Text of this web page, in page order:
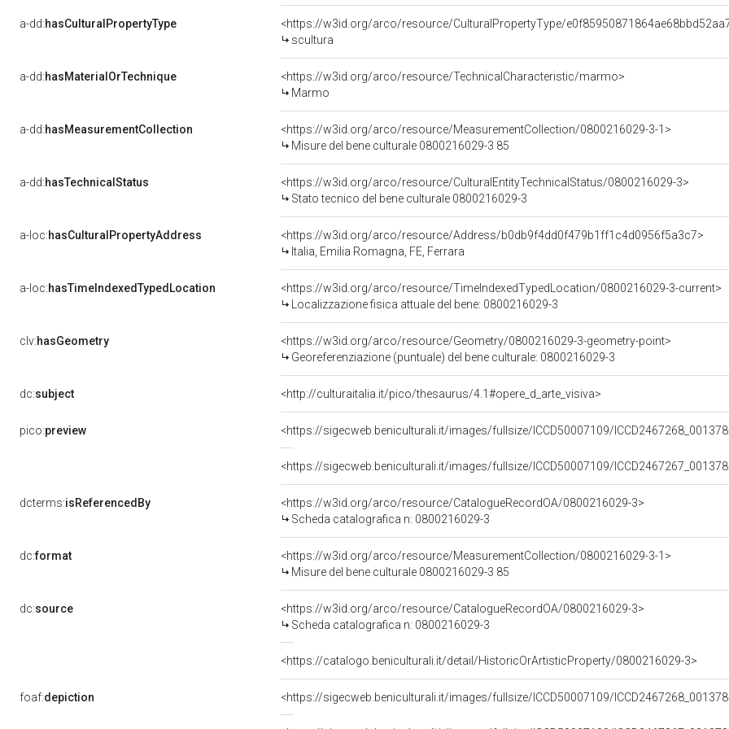
a-dd:hasCulturalPropertyType
<https://w3id.org/arco/resource/CulturalPropertyType/
scultura
a-dd:hasMaterialOrTechnique
<https://w3id.org/arco/resource/TechnicalCharacteristic/marmo>
Marmo
a-dd:hasMeasurementCollection
<https://w3id.org/arco/resource/MeasurementCollection/0800216029-3-1>
Misure del bene culturale 0800216029-3 85
a-dd:hasTechnicalStatus
<https://w3id.org/arco/resource/CulturalEntityTechnicalStatus/0800216029-3>
Stato tecnico del bene culturale 0800216029-3
a-loc:hasCulturalPropertyAddress
<https://w3id.org/arco/resource/Address/b0db9f4dd0f479b1ff1c4d0956f5a3c7>
Italia, Emilia Romagna, FE, Ferrara
a-loc:hasTimeIndexedTypedLocation
<https://w3id.org/arco/resource/TimeIndexedTypedLocation/0800216029-3-current>
Localizzazione fisica attuale del bene: 0800216029-3
clv:hasGeometry
<https://w3id.org/arco/resource/Geometry/0800216029-3-geometry-point>
Georeferenziazione (puntuale) del bene culturale: 0800216029-3
dc:subject <http://culturaitalia.it/pico/thesaurus/4.1#opere_d_arte_visiva>
pico:preview <https://sigecweb.beniculturali.it/images/fullsize/ICCD50007109/
<https://sigecweb.beniculturali.it/images/fullsize/ICCD50007109/
dcterms:isReferencedBy
<https://w3id.org/arco/resource/CatalogueRecordOA/0800216029-3>
Scheda catalografica n: 0800216029-3
dc:format
<https://w3id.org/arco/resource/MeasurementCollection/0800216029-3-1>
Misure del bene culturale 0800216029-3 85
dc:source
<https://w3id.org/arco/resource/CatalogueRecordOA/0800216029-3>
Scheda catalografica n: 0800216029-3
<https://catalogo.beniculturali.it/detail/HistoricOrArtisticProperty/0800216029-3>
foaf:depiction <https://sigecweb.beniculturali.it/images/fullsize/ICCD50007109/